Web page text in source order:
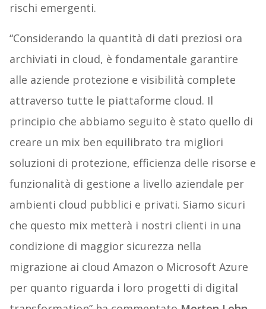
rischi emergenti.
“Considerando la quantità di dati preziosi ora
archiviati in cloud, è fondamentale garantire
alle aziende protezione e visibilità complete
attraverso tutte le piattaforme cloud. Il
principio che abbiamo seguito è stato quello di
creare un mix ben equilibrato tra migliori
soluzioni di protezione, efficienza delle risorse e
funzionalità di gestione a livello aziendale per
ambienti cloud pubblici e privati. Siamo sicuri
che questo mix metterà i nostri clienti in una
condizione di maggior sicurezza nella
migrazione ai cloud Amazon o Microsoft Azure
per quanto riguarda i loro progetti di digital